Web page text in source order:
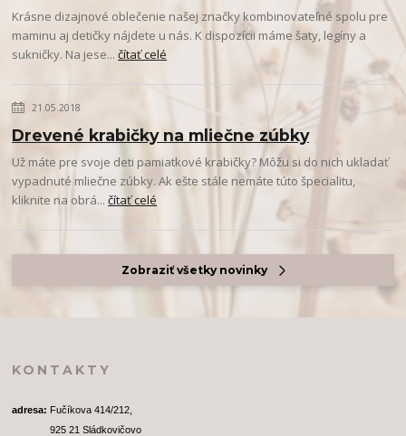
Krásne dizajnové oblečenie našej značky kombinovateľné spolu pre
maminu aj detičky nájdete u nás. K dispozícii máme šaty, legíny a
sukničky. Na jese...čítať celé
21.05.2018
Drevené krabičky na mliečne zúbky
Už máte pre svoje deti pamiatkové krabičky? Môžu si do nich ukladať
vypadnuté mliečne zúbky. Ak ešte stále nemáte túto špecialitu,
kliknite na obrá...čítať celé
Zobraziť všetky novinky
KONTAKTY
adresa: Fučíkova 414/212,
              925 21 Sládkovičovo